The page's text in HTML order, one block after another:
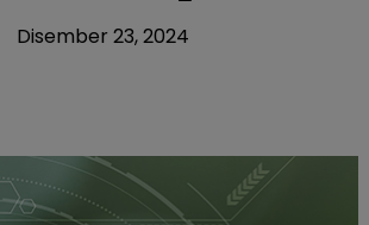
Disember 23, 2024